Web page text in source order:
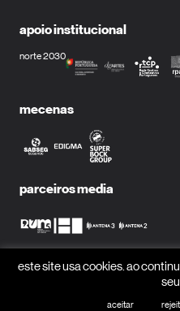
apoio institucional
norte 2030
mecenas
parceiros media
este site usa cookies. ao
aceitar